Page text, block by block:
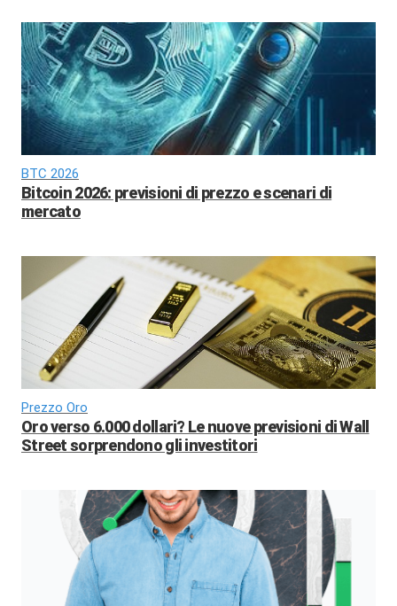
BTC 2026
Bitcoin 2026: previsioni di prezzo e scenari di
mercato
Prezzo Oro
Oro verso 6.000 dollari? Le nuove previsioni di Wall
Street sorprendono gli investitori